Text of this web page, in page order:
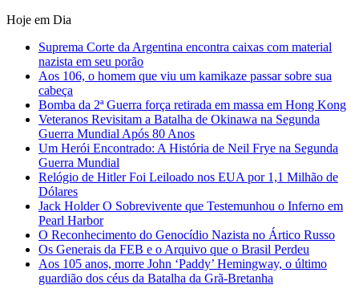
Hoje em Dia
Suprema Corte da Argentina encontra caixas com material
nazista em seu porão
Aos 106, o homem que viu um kamikaze passar sobre sua
cabeça
Bomba da 2ª Guerra força retirada em massa em Hong Kong
Veteranos Revisitam a Batalha de Okinawa na Segunda
Guerra Mundial Após 80 Anos
Um Herói Encontrado: A História de Neil Frye na Segunda
Guerra Mundial
Relógio de Hitler Foi Leiloado nos EUA por 1,1 Milhão de
Dólares
Jack Holder O Sobrevivente que Testemunhou o Inferno em
Pearl Harbor
O Reconhecimento do Genocídio Nazista no Ártico Russo
Os Generais da FEB e o Arquivo que o Brasil Perdeu
Aos 105 anos, morre John ‘Paddy’ Hemingway, o último
guardião dos céus da Batalha da Grã-Bretanha